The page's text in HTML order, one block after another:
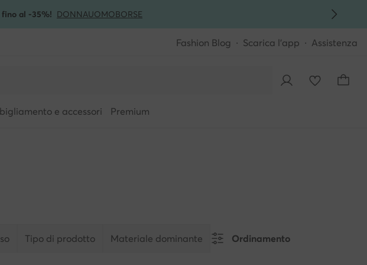
al -35%! DONNAUOMOBORSE
Fashion Blog Scarica l'app Assistenza
e accessori Premium
Tipo di prodotto Materiale dominante Ordinamento